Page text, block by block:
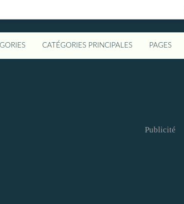
CATÉGORIES PRINCIPALES PAGES
Publicité